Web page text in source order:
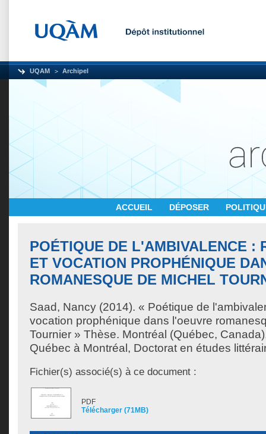
UQAM Archipel
ACCUEIL DÉPOSER
POÉTIQUE DE L'AMBIVALENCE :
ET VOCATION PROPHÉNIQUE
ROMANESQUE DE MICHEL
Saad, Nancy (2014). « Poétique de
vocation prophénique dans l'oeuvre
Tournier » Thèse. Montréal (Québec,
Québec à Montréal, Doctorat en études
Fichier(s) associé(s) à ce document :
PDF
Télécharger (71MB)